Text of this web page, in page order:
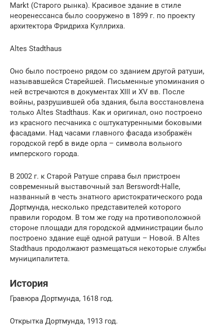
Markt (Старого рынка). Красивое здание в стиле
неоренессанса было сооружено в 1899 г. по проекту
архитектора Фридриха Куллриха.
Altes Stadthaus
Оно было построено рядом со зданием другой ратуши,
называвшейся Старейшей. Письменные упоминания о
ней встречаются в документах XIII и XV вв. После
войны, разрушившей оба здания, была восстановлена
только Altes Stadthaus. Как и оригинал, оно построено
из красного песчаника с оштукатуренными боковыми
фасадами. Над часами главного фасада изображён
городской герб в виде орла – символа вольного
имперского города.
В 2002 г. к Старой Ратуше справа был пристроен
современный выставочный зал Berswordt-Halle,
названный в честь знатного аристократического рода
Дортмунда, несколько представителей которого
правили городом. В том же году на противоположной
стороне площади для городской администрации было
построено здание ещё одной ратуши – Новой. В Altes
Stadthaus продолжают размещаться некоторые службы
муниципалитета.
История
Гравюра Дортмунда, 1618 год.
Открытка Дортмунда, 1913 год.